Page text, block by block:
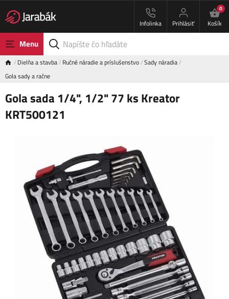
Infolinka Prihlásiť
0
Košík
Menu
Dielňa a stavba Ručné náradie a príslušenstvo Sady náradia
Gola sady a račne
Gola sada 1/4", 1/2" 77 ks Kreator
KRT500121